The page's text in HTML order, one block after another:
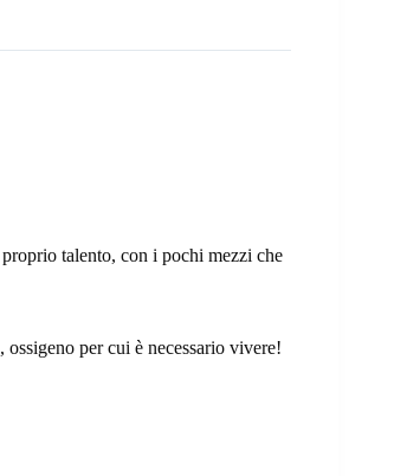
talento, con i pochi mezzi che
per cui è necessario vivere!